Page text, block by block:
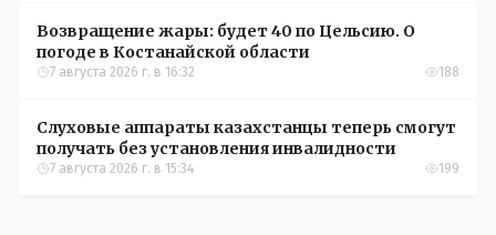
Возвращение жары: будет 40 по Цельсию. О
погоде в Костанайской области
7 августа 2026 г. в 16:32 188
Слуховые аппараты казахстанцы теперь смогут
получать без установления инвалидности
7 августа 2026 г. в 15:34 199